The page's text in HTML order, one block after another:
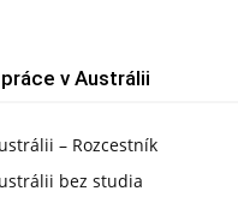
v Austrálii
– Rozcestník
bez studia